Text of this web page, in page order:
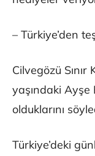
– Türkiye’den
Cilvegözü Sınır
yaşındaki Ayşe
olduklarını
Türkiye’deki